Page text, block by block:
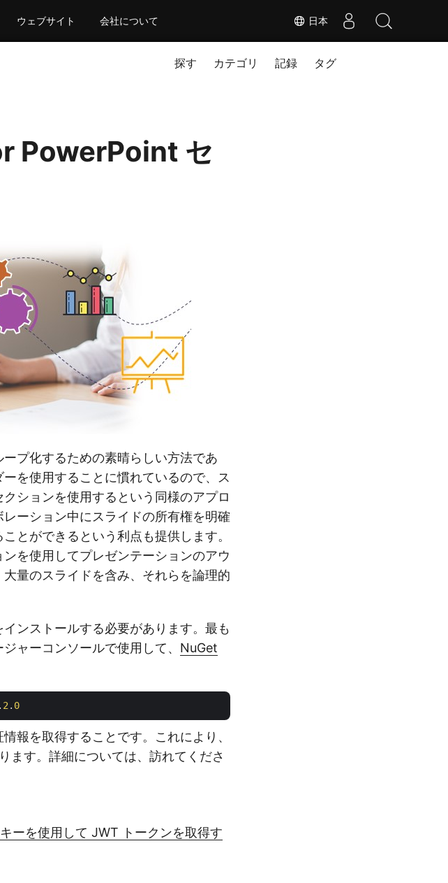
日本
ウェブサイト 会社について
探す カテゴリ 記録 タグ
PowerPoint セ
プ化するための素晴らしい方法であ
を使用することに慣れているので、ス
ションを使用するという同様のアプロ
ーション中にスライドの所有権を明確
とができるという利点も提供します。
を使用してプレゼンテーションのアウ
量のスライドを含み、それらを論理的
ンストールする必要があります。最も
ャーコンソールで使用して、 NuGet
. 2 . 0
報を取得することです。これにより、
ます。詳細については、訪れてくださ
ーを使用して JWT トークンを取得す